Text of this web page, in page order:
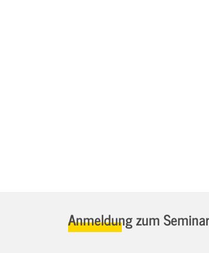
Anmeldung zum